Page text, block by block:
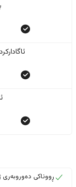
ڕووناکی دەوروبەری